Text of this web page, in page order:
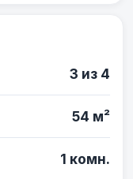
3 из 4
54 м²
1 комн.